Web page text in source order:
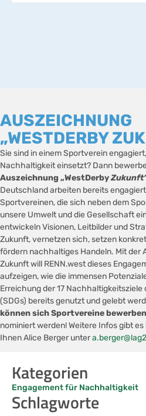
AUSZEICHNUNG
„WESTDERBY
Sie sind in einem Sportverein
Nachhaltigkeit einsetzt? Dann
Auszeichnung „WestDerby
Deutschland arbeiten bereits
Sportvereinen, die sich neben dem
unsere Umwelt und die Gesellschaft
entwickeln Visionen, Leitbilder und
Zukunft, vernetzen sich, setzen
fördern nachhaltiges Handeln. Mit der
Zukunft will RENN.west dieses
aufzeigen, wie die immensen
Erreichung der 17 Nachhaltigkeitsziele
(SDGs) bereits genutzt und gelebt
können sich Sportvereine bewerben
nominiert werden! Weitere Infos gibt es
Ihnen Alice Berger unter
Kategorien
Engagement für Nachhaltigkeit
Schlagworte